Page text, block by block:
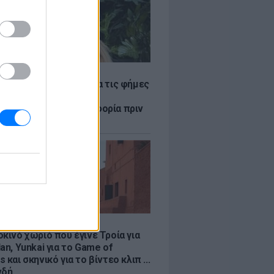
Βουλγαράκη ξεσπά για τις φήμες
καμία πληροφορία πριν
τη βλακεία σας»
χωριό που έγινε Τροία για
Yunkai για το Game of
σκηνικό για το βίντεο κλιπ ...